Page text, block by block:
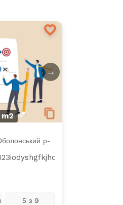
→
m2
р-
5 з 9